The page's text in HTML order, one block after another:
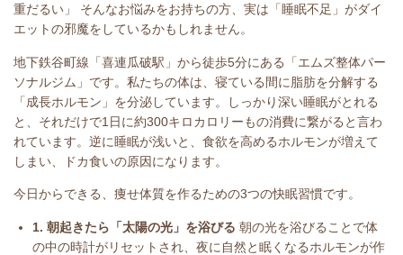
重だるい」 そんなお悩みをお持ちの方、実は「睡眠不足」がダイ
エットの邪魔をしているかもしれません。
地下鉄谷町線「喜連瓜破駅」から徒歩5分にある「エムズ整体パー
ソナルジム」です。私たちの体は、寝ている間に脂肪を分解する
「成長ホルモン」を分泌しています。しっかり深い睡眠がとれる
と、それだけで1日に約300キロカロリーもの消費に繋がると言わ
れています。逆に睡眠が浅いと、食欲を高めるホルモンが増えて
しまい、ドカ食いの原因になります。
今日からできる、痩せ体質を作るための3つの快眠習慣です。
1. 朝起きたら「太陽の光」を浴びる 朝の光を浴びることで体
の中の時計がリセットされ、夜に自然と眠くなるホルモンが作